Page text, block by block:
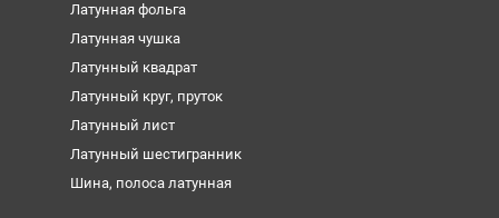
Латунная фольга
Латунная чушка
Латунный квадрат
Латунный круг, пруток
Латунный лист
Латунный шестигранник
Шина, полоса латунная